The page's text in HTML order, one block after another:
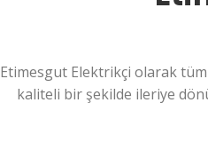
Etimesgut Elektrikçi olarak
kaliteli bir şekilde ileriye